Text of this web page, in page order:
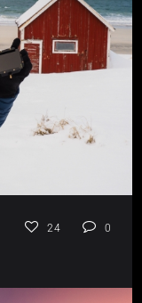
24 0